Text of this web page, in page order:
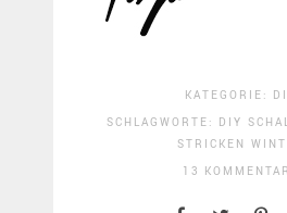
KATEGORIE:
SCHLAGWORTE: DIY
STRICKEN
13